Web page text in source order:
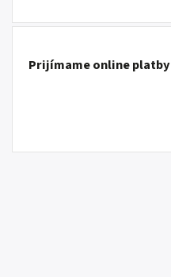
Prijímame online platby